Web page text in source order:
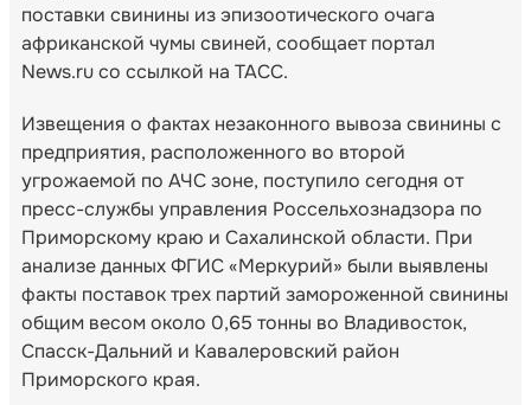
поставки свинины из эпизоотического очага
африканской чумы свиней, сообщает портал
News.ru со ссылкой на ТАСС.
Извещения о фактах незаконного вывоза свинины с
предприятия, расположенного во второй
угрожаемой по АЧС зоне, поступило сегодня от
пресс-службы управления Россельхознадзора по
Приморскому краю и Сахалинской области. При
анализе данных ФГИС «Меркурий» были выявлены
факты поставок трех партий замороженной свинины
общим весом около 0,65 тонны во Владивосток,
Спасск-Дальний и Кавалеровский район
Приморского края.